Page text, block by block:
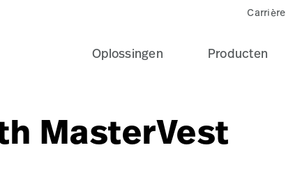
Carrière
Oplossingen Producten
MasterVest